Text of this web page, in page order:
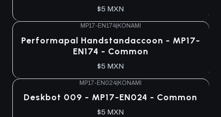
$5 MXN
MP17-EN174| KONAMI
Performapal Handstandaccoon - MP17-
EN174 - Common
$5 MXN
MP17-EN024|KONAMI
Deskbot 009 - MP17-EN024 - Common
$5 MXN